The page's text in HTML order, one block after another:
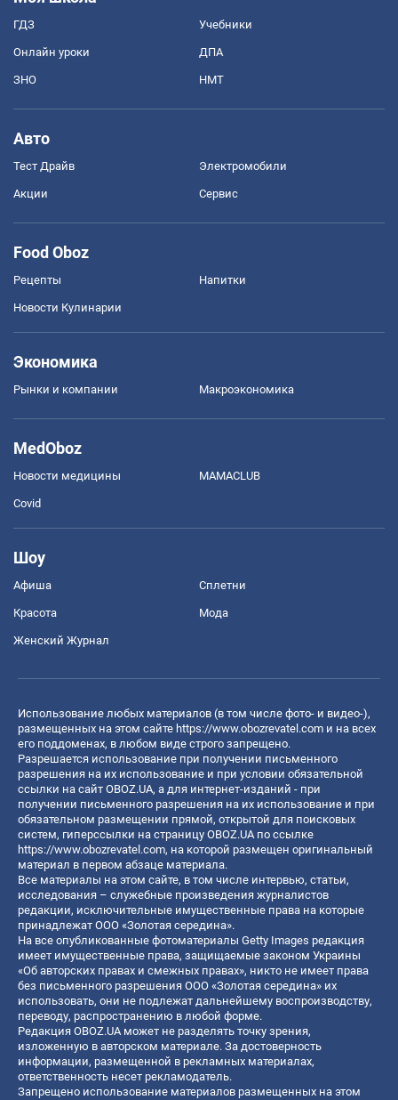
ГДЗ Учебники
Онлайн уроки ДПА
ЗНО НМТ
Авто
Тест Драйв Электромобили
Акции Сервис
Food Oboz
Рецепты Напитки
Новости Кулинарии
Экономика
Рынки и компании Mакроэкономика
MedOboz
Новости медицины MAMACLUB
Covid
Шоу
Афиша Сплетни
Красота Мода
Женский Журнал
Использование любых материалов (в том числе фото- и видео-),
размещенных на этом сайте https://www.obozrevatel.com и на всех
его поддоменах, в любом виде строго запрещено.
Разрешается использование при получении письменного
разрешения на их использование и при условии обязательной
ссылки на сайт OBOZ.UA, а для интернет-изданий - при
получении письменного разрешения на их использование и при
обязательном размещении прямой, открытой для поисковых
систем, гиперссылки на страницу OBOZ.UA по ссылке
https://www.obozrevatel.com, на которой размещен оригинальный
материал в первом абзаце материала.
Все материалы на этом сайте, в том числе интервью, статьи,
исследования – служебные произведения журналистов
редакции, исключительные имущественные права на которые
принадлежат ООО «Золотая середина».
На все опубликованные фотоматериалы Getty Images редакция
имеет имущественные права, защищаемые законом Украины
«Об авторских правах и смежных правах», никто не имеет права
без письменного разрешения ООО «Золотая середина» их
использовать, они не подлежат дальнейшему воспроизводству,
переводу, распространению в любой форме.
Редакция OBOZ.UA может не разделять точку зрения,
изложенную в авторском материале. За достоверность
информации, размещенной в рекламных материалах,
ответственность несет рекламодатель.
Запрещено использование материалов размещенных на этом